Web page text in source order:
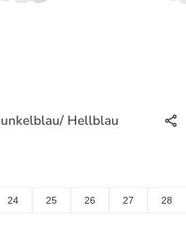
Hellblau
24 25 26 27 28